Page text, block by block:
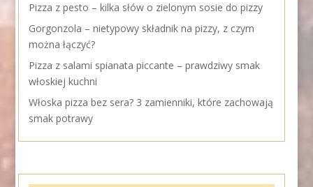
Pizza z pesto – kilka słów o zielonym sosie do pizzy
Gorgonzola – nietypowy składnik na pizzy, z czym
można łączyć?
Pizza z salami spianata piccante – prawdziwy smak
włoskiej kuchni
Włoska pizza bez sera? 3 zamienniki, które zachowają
smak potrawy